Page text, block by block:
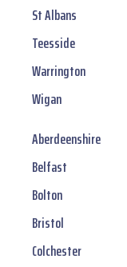
St Albans
Teesside
Warrington
Wigan
Aberdeenshire
Belfast
Bolton
Bristol
Colchester